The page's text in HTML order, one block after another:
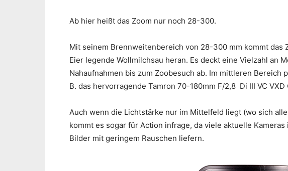
Ab hier heißt das Zoom nur noch 28-300.
Mit seinem Brennweitenbereich von 28-300 mm kommt das
Eier legende Wollmilchsau heran. Es deckt eine Vielzahl an
Nahaufnahmen bis zum Zoobesuch ab. Im mittleren Bereich
B. das hervorragende Tamron 70-180mm F/2,8 Di III VC
Auch wenn die Lichtstärke nur im Mittelfeld liegt (wo sich
kommt es sogar für Action infrage, da viele aktuelle
Bilder mit geringem Rauschen liefern.